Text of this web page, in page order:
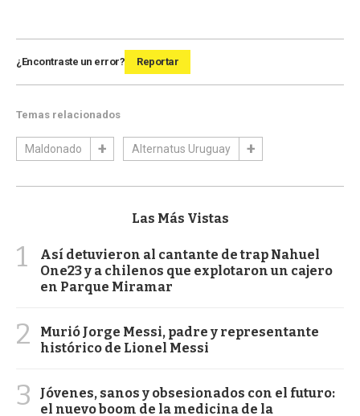
¿Encontraste un error? Reportar
Temas relacionados
Maldonado Alternatus Uruguay
Las Más Vistas
1
Así detuvieron al cantante de trap Nahuel
One23 y a chilenos que explotaron un cajero
en Parque Miramar
2
Murió Jorge Messi, padre y representante
histórico de Lionel Messi
3
Jóvenes, sanos y obsesionados con el futuro:
el nuevo boom de la medicina de la